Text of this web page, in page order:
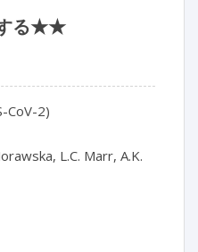
する★★
CoV-2)
L.C. Marr, A.K.